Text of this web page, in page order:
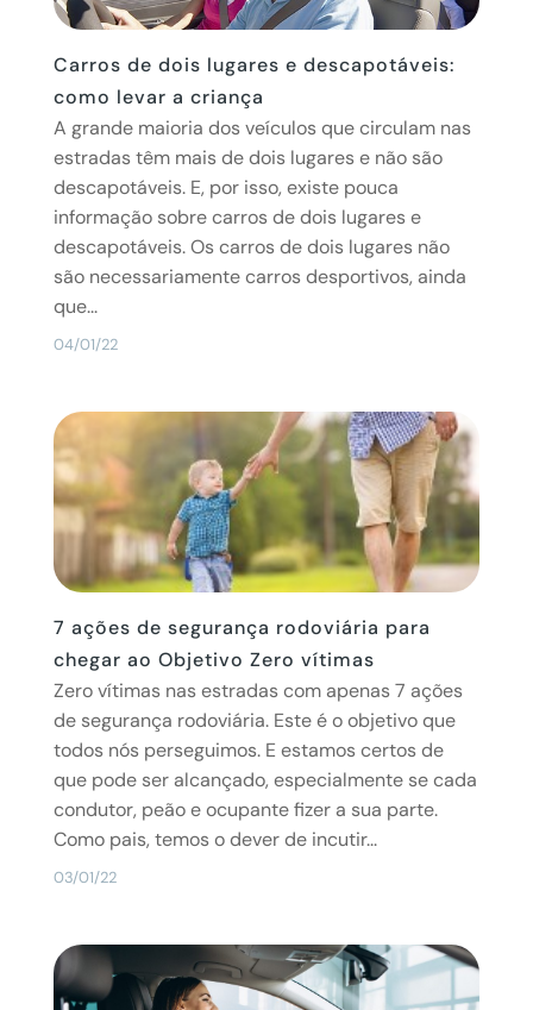
Carros de dois lugares e descapotáveis:
como levar a criança
04/01/22
A grande maioria dos veículos que circulam nas
estradas têm mais de dois lugares e não são
descapotáveis. E, por isso, existe pouca
informação sobre carros de dois lugares e
descapotáveis. Os carros de dois lugares não
são necessariamente carros desportivos, ainda
que...
7 ações de segurança rodoviária para
chegar ao Objetivo Zero vítimas
03/01/22
Zero vítimas nas estradas com apenas 7 ações
de segurança rodoviária. Este é o objetivo que
todos nós perseguimos. E estamos certos de
que pode ser alcançado, especialmente se cada
condutor, peão e ocupante fizer a sua parte.
Como pais, temos o dever de incutir...